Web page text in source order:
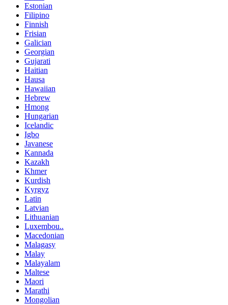
Estonian
Filipino
Finnish
Frisian
Galician
Georgian
Gujarati
Haitian
Hausa
Hawaiian
Hebrew
Hmong
Hungarian
Icelandic
Igbo
Javanese
Kannada
Kazakh
Khmer
Kurdish
Kyrgyz
Latin
Latvian
Lithuanian
Luxembou..
Macedonian
Malagasy
Malay
Malayalam
Maltese
Maori
Marathi
Mongolian